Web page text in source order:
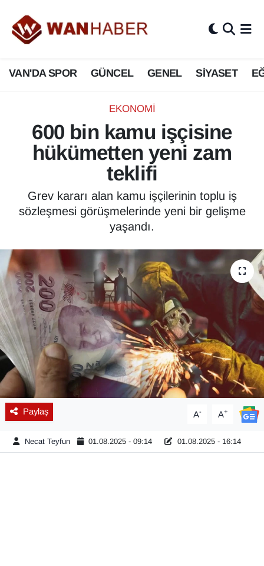
VAN'DA SPOR GÜNCEL GENEL SİYASET
EKONOMİ
600 bin kamu işçisine
hükümetten yeni zam
teklifi
Grev kararı alan kamu işçilerinin toplu iş
sözleşmesi görüşmelerinde yeni bir gelişme
yaşandı.
Paylaş A- A+
Necat Teyfun 01.08.2025 - 09:14 01.08.2025 - 16:14
3.SAYFA
ASAYİŞ
BİLİM VE TEKNOLOJİ
Biyografi
ÇEVRE
Dernekler, Odalar
Diğer
DÜNYA
EĞİTİM
EKONOMİ
Eleman
Emlak
Van Nöbetçi Eczaneler
Van Hava Durumu
Van Namaz Vakitleri
Van Trafik Yoğunluk Haritası
Süper Lig Puan Durumu ve Fikstür
Tüm Manşetler
Son Dakika Haberleri
Haber Arşivi